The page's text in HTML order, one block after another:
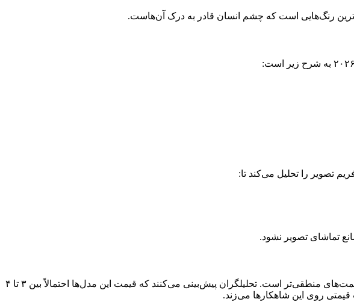
اگرچه مدل‌های ۱۱۵ اینچی فعلی حدود ۳۰ هزار دلار قیمت دارند، اما ورود سایزهای کوچک‌تر مثل ۵۵ اینچ، نویدبخش قیمت‌های منطقی‌تر است. تحلیلگران پیش‌بینی می‌کنند که قیمت این مدل‌ها احتمالاً بین ۳ تا ۴